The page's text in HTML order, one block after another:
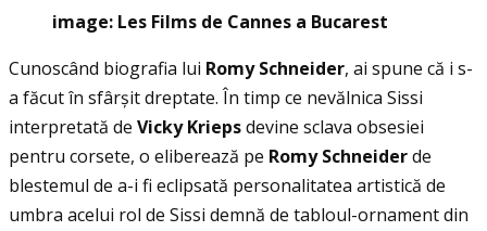
image: Les Films de Cannes a Bucarest
Cunoscând biografia lui Romy Schneider, ai spune că i s-
a făcut în sfârșit dreptate. În timp ce nevălnica Sissi
interpretată de Vicky Kriepsdevine sclava obsesiei
pentru corsete, o eliberează pe Romy Schneiderde
blestemul de a-i fi eclipsată personalitatea artistică de
umbra acelui rol de Sissi demnă de tabloul-ornament din